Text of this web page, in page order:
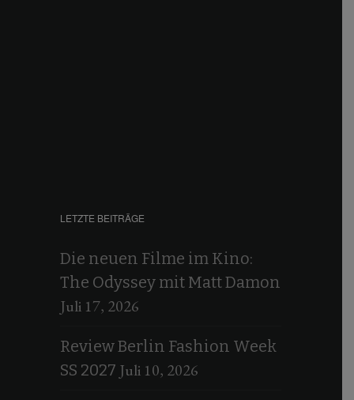
LETZTE BEITRÄGE
Die neuen Filme im Kino:
The Odyssey mit Matt Damon
Juli 17, 2026
Review Berlin Fashion Week
SS 2027 Juli 10, 2026